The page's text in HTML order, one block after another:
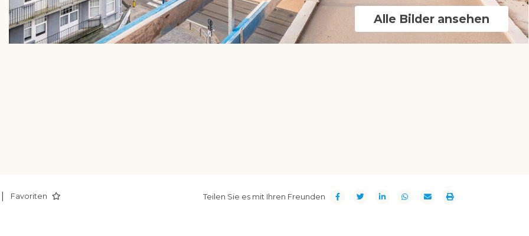
Alle Bilder ansehen
Favoriten Teilen Sie es mit Ihren Freunden